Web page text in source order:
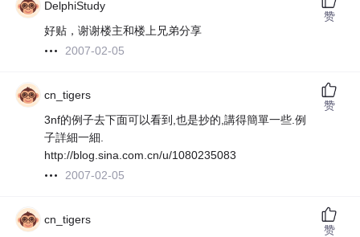
DelphiStudy
好贴，谢谢楼主和楼上兄弟分享
2007-02-05
赞
cn_tigers
3nf的例子去下面可以看到,也是抄的,講得簡單一些.例
子詳細一細.
http://blog.sina.com.cn/u/1080235083
2007-02-05
赞
cn_tigers
赞